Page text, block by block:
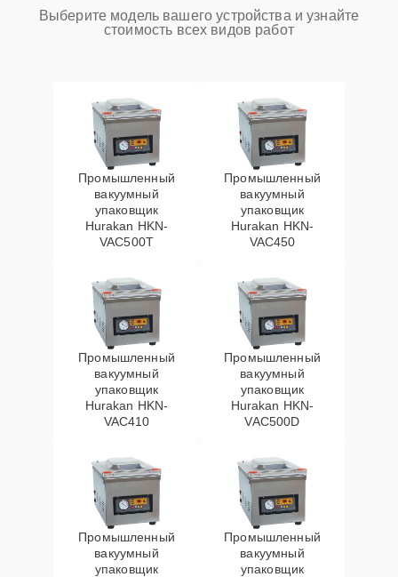
Выберите модель вашего устройства и узнайте
стоимость всех видов работ
Промышленный
вакуумный
упаковщик
Hurakan HKN-
VAC500T
Промышленный
вакуумный
упаковщик
Hurakan HKN-
VAC450
Промышленный
вакуумный
упаковщик
Hurakan HKN-
VAC410
Промышленный
вакуумный
упаковщик
Hurakan HKN-
VAC500D
Промышленный
вакуумный
упаковщик
Промышленный
вакуумный
упаковщик